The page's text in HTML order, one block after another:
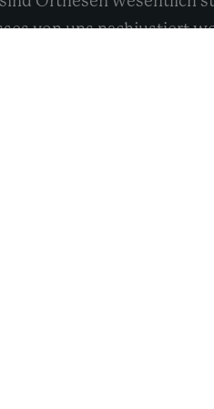
von uns nachjustiert